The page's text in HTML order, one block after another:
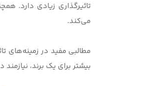
تاثیرگذاری زیادی دارد.
می‌کند.
مطالبی مفید در زمینه‌های
بیشتر برای یک برند،